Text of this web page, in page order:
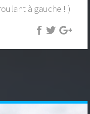
à gauche ! )